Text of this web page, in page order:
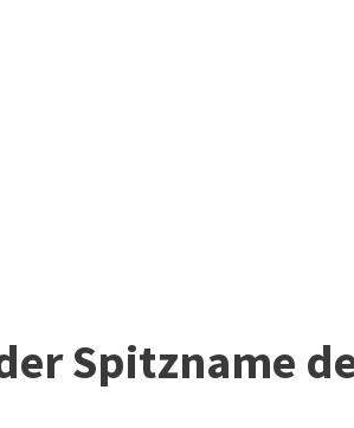
Spitzname